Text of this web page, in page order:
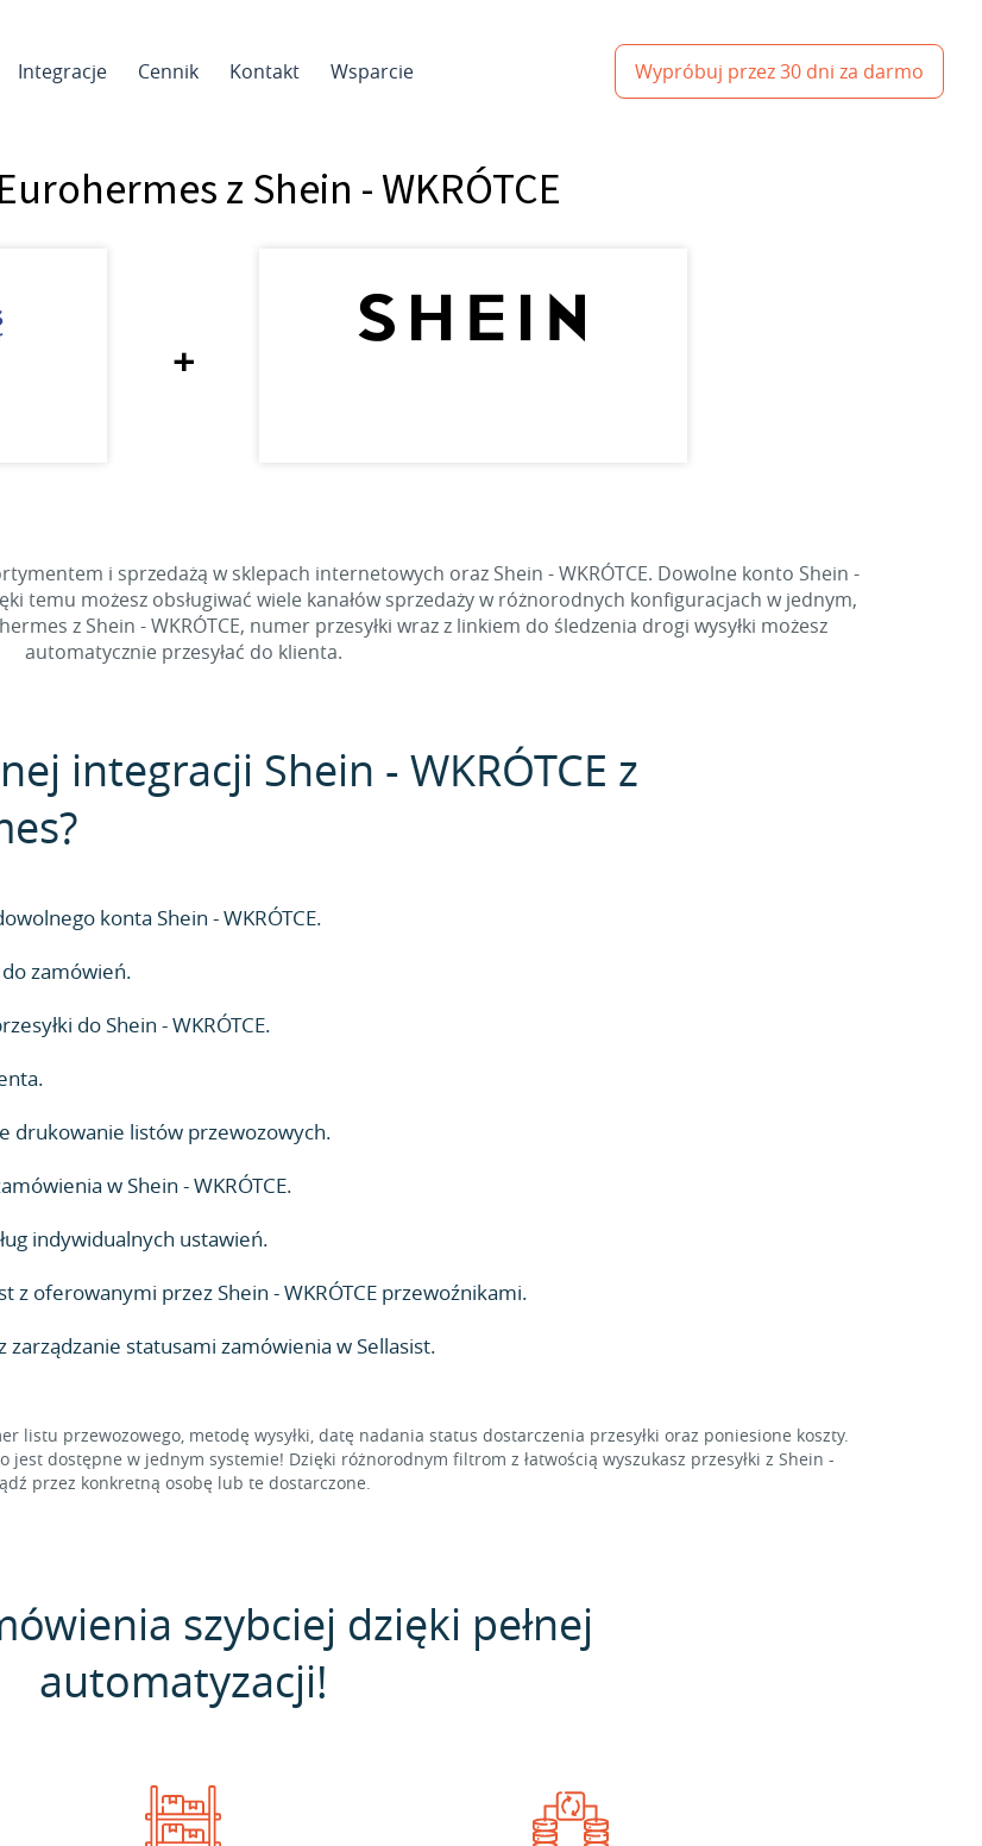
Integracje Cennik Kontakt Wsparcie Wypróbuj przez 30 dni za darmo
z Shein - WKRÓTCE
+
i sprzedażą w sklepach internetowych oraz Shein - WKRÓTCE. Dowolne konto Shein -
temu możesz obsługiwać wiele kanałów sprzedaży w różnorodnych konfiguracjach w jednym,
z Shein - WKRÓTCE, numer przesyłki wraz z linkiem do śledzenia drogi wysyłki możesz
automatycznie przesyłać do klienta.
integracji Shein - WKRÓTCE z
konta Shein - WKRÓTCE.
zamówień.
do Shein - WKRÓTCE.
drukowanie listów przewozowych.
w Shein - WKRÓTCE.
indywidualnych ustawień.
oferowanymi przez Shein - WKRÓTCE przewoźnikami.
zarządzanie statusami zamówienia w Sellasist.
listu przewozowego, metodę wysyłki, datę nadania status dostarczenia przesyłki oraz poniesione koszty.
dostępne w jednym systemie! Dzięki różnorodnym filtrom z łatwością wyszukasz przesyłki z Shein -
przez konkretną osobę lub te dostarczone.
szybciej dzięki pełnej
automatyzacji!